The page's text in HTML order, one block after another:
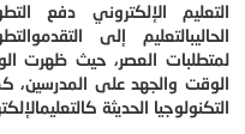
التعليم الإلكتروني دفع
الحاليبالتعليم إلى
لمتطلبات العصر، حيث ظهرت
الوقت والجهد على المدرسين،
التكنولوجيا الحديثة